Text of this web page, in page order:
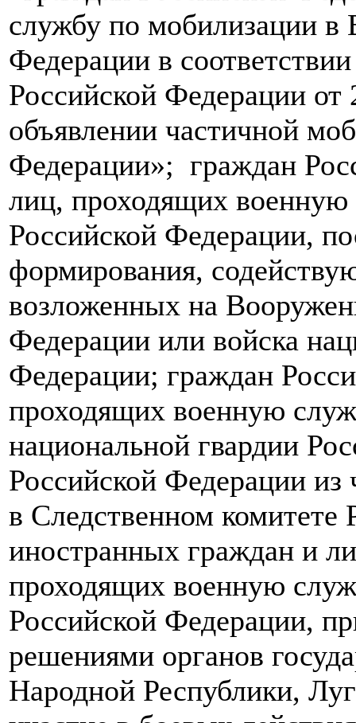
службу по мобилизации
Федерации в
Российской Федерации
объявлении частичной
Федерации»; граждан
лиц, проходящих военную
Российской Федерации,
формирования,
возложенных на
Федерации или войска
Федерации; граждан
проходящих военную
национальной гвардии
Российской Федерации
в Следственном комитете
иностранных граждан и
проходящих военную
Российской Федерации,
решениями органов
Народной Республики,